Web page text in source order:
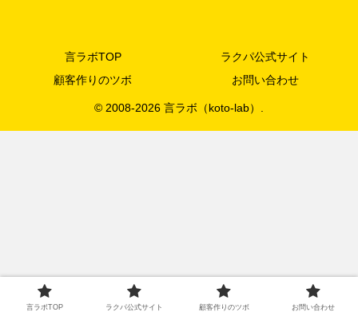
言ラボTOP
ラクパ公式サイト
顧客作りのツボ
お問い合わせ
© 2008-2026 言ラボ（koto-lab）.
言ラボTOP ラクパ公式サイト 顧客作りのツボ お問い合わせ